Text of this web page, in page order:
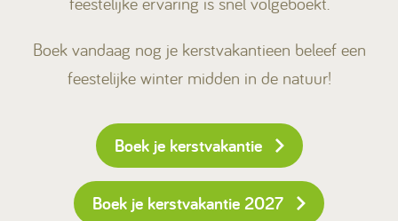
Boek vandaag nog je kerstvakantieen beleef een
feestelijke winter midden in de natuur!
Boek je kerstvakantie
Boek je kerstvakantie 2027